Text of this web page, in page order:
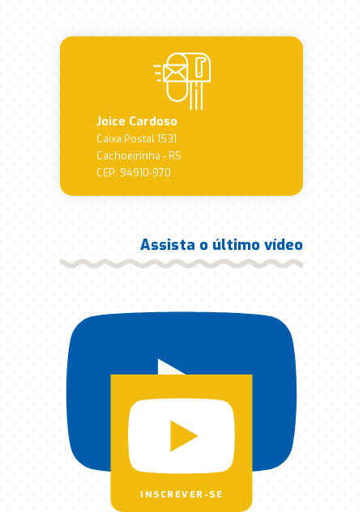
Joice Cardoso
Caixa Postal 1531
Cachoeirinha - RS
CEP: 94910-970
Assista o último vídeo
INSCREVER-SE